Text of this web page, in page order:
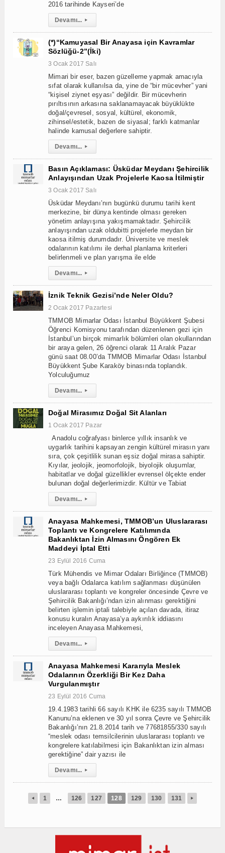
2016 tarihinde Kayseri’de
Devamı... ▸
(*)“Kamuyasal Bir Anayasa için Kavramlar
Sözlüğü-2”(İki)
3 Ocak 2017 Salı
Mimari bir eser, bazen güzelleme yapmak amacıyla
sıfat olarak kullanılsa da, yine de “bir mücevher” yani
“kişisel ziynet eşyası” değildir. Bir mücevherin
pırıltısının arkasına saklanamayacak büyüklükte
doğal/çevresel, sosyal, kültürel, ekonomik,
zihinsel/estetik, bazen de siyasal; farklı katmanlar
halinde kamusal değerlere sahiptir.
Devamı... ▸
Basın Açıklaması: Üsküdar Meydanı Şehircilik
Anlayışından Uzak Projelerle Kaosa İtilmiştir
3 Ocak 2017 Salı
Üsküdar Meydanı’nın bugünkü durumu tarihi kent
merkezine, bir dünya kentinde olması gereken
yönetim anlayışına yakışmamaktadır. Şehircilik
anlayışından uzak oldubitti projelerle meydan bir
kaosa itilmiş durumdadır. Üniversite ve meslek
odalarının katılımı ile derhal planlama kriterleri
belirlenmeli ve plan yarışma ile elde
Devamı... ▸
İznik Teknik Gezisi’nde Neler Oldu?
2 Ocak 2017 Pazartesi
TMMOB Mimarlar Odası İstanbul Büyükkent Şubesi
Öğrenci Komisyonu tarafından düzenlenen gezi için
İstanbul’un birçok mimarlık bölümleri olan okullarından
bir araya gelen, 26 öğrenci olarak 11 Aralık Pazar
günü saat 08.00’da TMMOB Mimarlar Odası İstanbul
Büyükkent Şube Karaköy binasında toplandık.
Yolculuğumuz
Devamı... ▸
Doğal Mirasımız Doğal Sit Alanları
1 Ocak 2017 Pazar
Anadolu coğrafyası binlerce yıllık insanlık ve
uygarlık tarihini kapsayan zengin kültürel mirasın yanı
sıra, çok çeşitlilik sunan eşsiz doğal mirasa sahiptir.
Kıyılar, jeolojik, jeomorfolojik, biyolojik oluşumlar,
habitatlar ve doğal güzellikler evrensel ölçekte ender
bulunan doğal değerlerimizdir. Kültür ve Tabiat
Devamı... ▸
Anayasa Mahkemesi, TMMOB’un Uluslararası
Toplantı ve Kongrelere Katılımında
Bakanlıktan İzin Almasını Öngören Ek
Maddeyi İptal Etti
23 Eylül 2016 Cuma
Türk Mühendis ve Mimar Odaları Birliğince (TMMOB)
veya bağlı Odalarca katılım sağlanması düşünülen
uluslararası toplantı ve kongreler öncesinde Çevre ve
Şehircilik Bakanlığı’ndan izin alınması gerektiğini
belirten işlemin iptali talebiyle açılan davada, itiraz
konusu kuralın Anayasa’ya aykırılık iddiasını
inceleyen Anayasa Mahkemesi,
Devamı... ▸
Anayasa Mahkemesi Kararıyla Meslek
Odalarının Özerkliği Bir Kez Daha
Vurgulanmıştır
23 Eylül 2016 Cuma
19.4.1983 tarihli 66 sayılı KHK ile 6235 sayılı TMMOB
Kanunu’na eklenen ve 30 yıl sonra Çevre ve Şehircilik
Bakanlığı’nın 21.8.2014 tarih ve 77681855/330 sayılı
“meslek odası temsilcilerinin uluslararası toplantı ve
kongrelere katılabilmesi için Bakanlıktan izin alması
gerektiğine” dair yazısı ile
Devamı... ▸
◂ 1 … 126 127 128 129 130 131 ▸